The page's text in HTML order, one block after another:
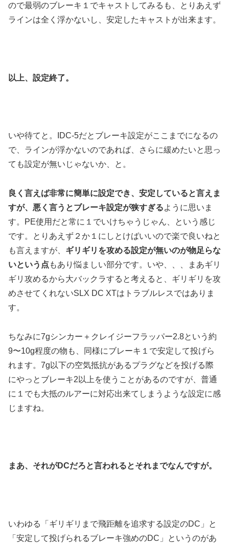
ので最弱のブレーキ１でキャストしてみるも、とりあえず
ラインは全く浮かないし、安定したキャストが出来ます。
以上、設定終了。
いや待てと。IDC-5だとブレーキ設定がここまでになるの
で、ラインが浮かないのであれば、さらに緩めたいと思っ
ても設定が無いじゃないか、と。
良く言えば非常に簡単に設定でき、安定していると言えま
すが、悪く言うとブレーキ設定が狭すぎるように思いま
す。PE使用だと常に１でいけちゃうじゃん、という感じ
です。とりあえず２か１にしとけばいいので楽で良いねと
も言えますが、 ギリギリを攻める設定が無いのが物足らな
いという点 もあり悩ましい部分です。いや、、、まあギリ
ギリ攻めるから大バックラすると考えると、ギリギリを攻
めさせてくれないSLX DC XTはトラブルレスではありま
す。
ちなみに7gシンカー＋クレイジーフラッパー2.8という約
9〜10g程度の物も、同様にブレーキ１で安定して投げら
れます。7g以下の空気抵抗があるプラグなどを投げる際
にやっとブレーキ2以上を使うことがあるのですが、普通
に１でも大抵のルアーに対応出来てしまうような設定に感
じますね。
まあ、それがDCだろと言われるとそれまでなんですが。
いわゆる「ギリギリまで飛距離を追求する設定のDC」と
「安定して投げられるブレーキ強めのDC」というのがあ